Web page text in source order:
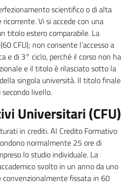
scientifico o di alta
Vi si accede con una
titolo estero comparabile. La
CFU); non consente l’accesso a
e di 3° ciclo, perché il corso non ha
e il titolo è rilasciato sotto la
singola università. Il titolo finale
livello.
Universitari (CFU)
in crediti. Al Credito Formativo
normalmente 25 ore di
lo studio individuale. La
svolto in un anno da uno
fissata in 60